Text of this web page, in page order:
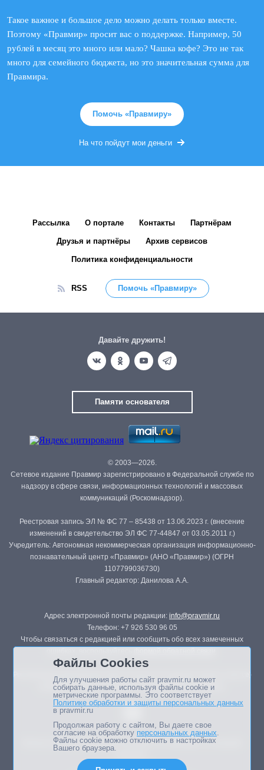
Такое важное и большое дело можно делать только вместе.
Поэтому «Правмир» просит вас о поддержке. Например, 50
рублей в месяц это много или мало? Чашка кофе? Это не так
много для семейного бюджета, но это значительная сумма для
Правмира.
Помочь «Правмиру»
На что пойдут мои деньги
Рассылка О портале Контакты Партнёрам
Друзья и партнёры Архив сервисов
Политика конфиденциальности
RSS Помочь «Правмиру»
Давайте дружить!
Памяти основателя
© 2003—2026.
Сетевое издание Правмир зарегистрировано в Федеральной службе по
надзору в сфере связи, информационных технологий и массовых
коммуникаций (Роскомнадзор).
Реестровая запись ЭЛ № ФС 77 – 85438 от 13.06.2023 г. (внесение
изменений в свидетельство ЭЛ ФС 77-44847 от 03.05.2011 г.)
Учредитель: Автономная некоммерческая организация информационно-
познавательный центр «Правмир» (АНО «Правмир») (ОГРН
1107799036730)
Главный редактор: Данилова А.А.
Адрес электронной почты редакции: info@pravmir.ru
Телефон: +7 926 530 96 05
Чтобы связаться с редакцией или сообщить обо всех замеченных
Републикация материалов сайта в печатных изданиях (книгах, прессе)
возможна только с письменного разрешения редакции.
Мнение авторов статей портала может не совпадать с позицией
Файлы Cookies
Для улучшения работы сайт pravmir.ru может
собирать данные, используя файлы cookie и
метрические программы. Это соответствует
Политике обработки и защиты персональных данных
в pravmir.ru
Продолжая работу с сайтом, Вы даете свое
согласие на обработку персональных данных.
Файлы cookie можно отключить в настройках
Вашего браузера.